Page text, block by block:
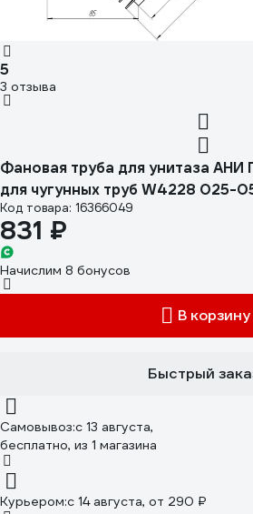
5
3 отзыва
Фановая труба для унитаза АНИ
для чугунных труб W4228 025-
Код товара: 16366049
831 ₽
Начислим 8 бонусов
В корзину
Быстрый
Самовывоз:c 13 августа,
бесплатно, из 1 магазина
Курьером:c 14 августа, от 290 ₽